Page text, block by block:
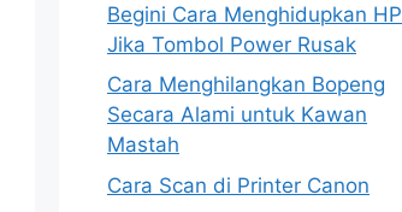
Begini Cara Menghidupkan HP
Jika Tombol Power Rusak
Cara Menghilangkan Bopeng
Secara Alami untuk Kawan
Mastah
Cara Scan di Printer Canon